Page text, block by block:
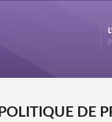
POLITIQUE DE